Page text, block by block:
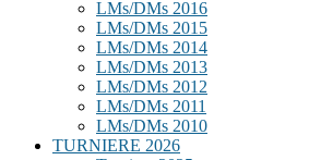
LMs/DMs 2016
LMs/DMs 2015
LMs/DMs 2014
LMs/DMs 2013
LMs/DMs 2012
LMs/DMs 2011
LMs/DMs 2010
TURNIERE 2026